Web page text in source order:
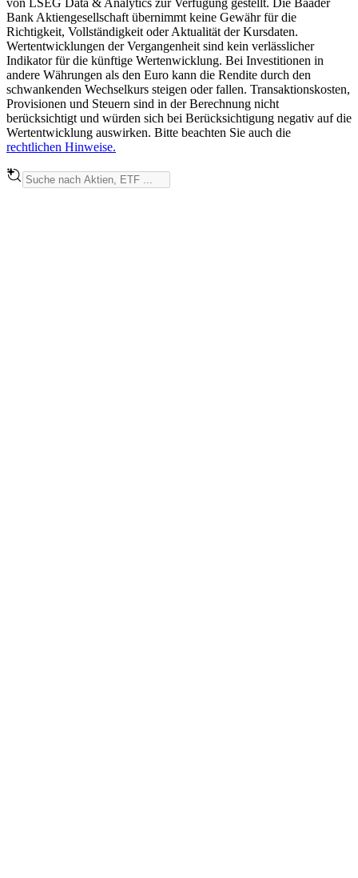
von LSEG Data & Analytics zur Verfügung gestellt. Die Baader
Bank Aktiengesellschaft übernimmt keine Gewähr für die
Richtigkeit, Vollständigkeit oder Aktualität der Kursdaten.
Wertentwicklungen der Vergangenheit sind kein verlässlicher
Indikator für die künftige Wertenwicklung. Bei Investitionen in
andere Währungen als den Euro kann die Rendite durch den
schwankenden Wechselkurs steigen oder fallen. Transaktionskosten,
Provisionen und Steuern sind in der Berechnung nicht
berücksichtigt und würden sich bei Berücksichtigung negativ auf die
Wertentwicklung auswirken. Bitte beachten Sie auch die
rechtlichen Hinweise.